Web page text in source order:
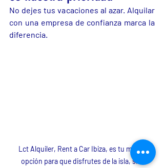
No dejes tus vacaciones al azar. Alquilar
con una empresa de confianza marca la
diferencia.
Lct Alquiler, Rent a Car Ibiza, es tu mejor
opción para que disfrutes de la isla, sin